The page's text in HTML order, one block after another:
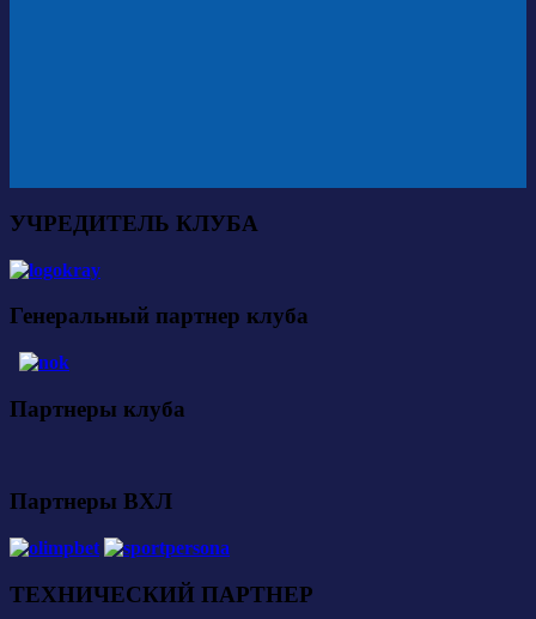
УЧРЕДИТЕЛЬ КЛУБА
Генеральный партнер клуба
Партнеры клуба
Партнеры ВХЛ
ТЕХНИЧЕСКИЙ ПАРТНЕР